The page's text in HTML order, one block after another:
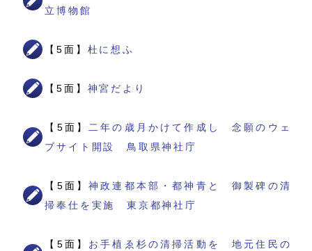
立博物館
【5面】 杜に想ふ
【5面】 神宮だより
【5面】
二年の歳月かけて作成し 念願のウェ
ブサイト開設 鳥取県神社庁
【5面】神政連都本部・都神青と 御製碑の清
掃奉仕を実施 東京都神社庁
【5面】 お手植ゑ杉の清掃活動を 地元住民の